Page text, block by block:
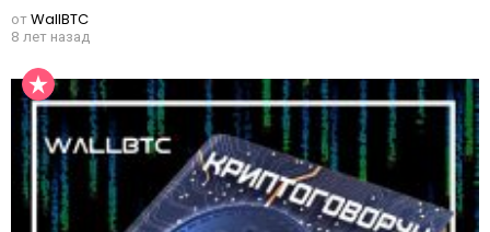
отWallBTC
8 лет назад